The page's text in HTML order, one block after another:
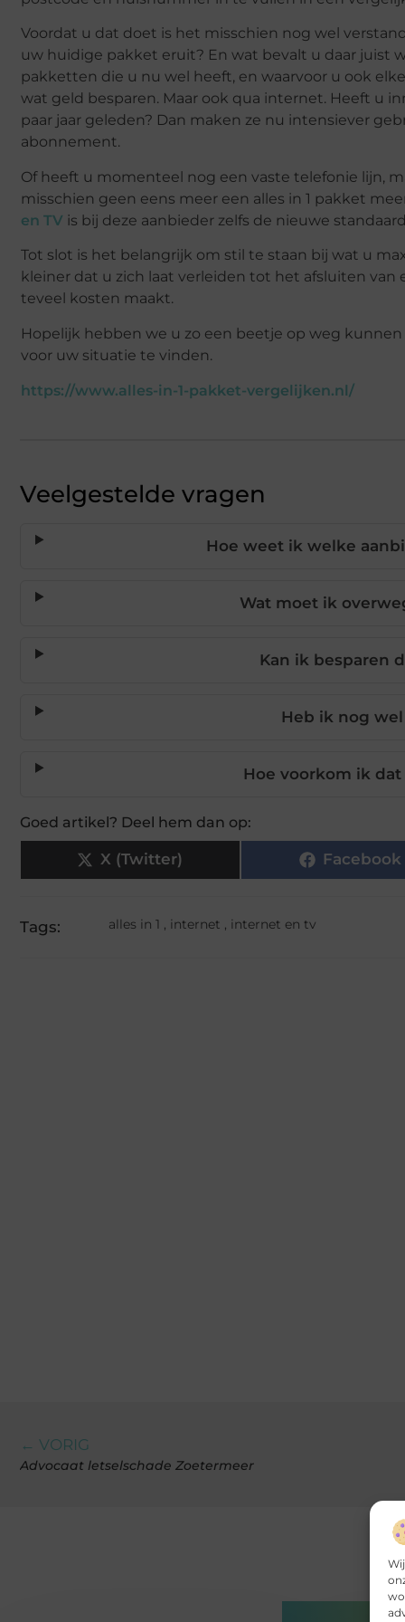
Voordat u dat doet is het misschien nog wel
uw huidige pakket eruit? En wat bevalt u daar juist
pakketten die u nu wel heeft, en waarvoor u ook
wat geld besparen. Maar ook qua internet. Heeft u
paar jaar geleden? Dan maken ze nu intensiever
abonnement.
Of heeft u momenteel nog een vaste telefonie lijn,
misschien geen eens meer een alles in 1 pakket
en TV is bij deze aanbieder zelfs de nieuwe
Tot slot is het belangrijk om stil te staan bij wat u
kleiner dat u zich laat verleiden tot het afsluiten
teveel kosten maakt.
Hopelijk hebben we u zo een beetje op weg
voor uw situatie te vinden.
https://www.alles-in-1-pakket-vergelijken.nl/
Veelgestelde vragen
Hoe weet ik welke
Wat moet ik
Kan ik besparen
Heb ik nog
Hoe voorkom ik
Goed artikel? Deel hem dan op:
X (Twitter) Facebook
Tags: alles in 1 , internet , internet en tv
← VORIG
Advocaat letselschade Zoetermeer